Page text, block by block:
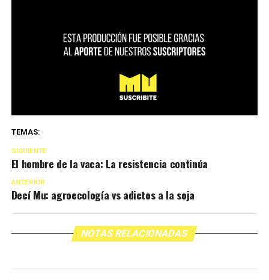
TEMAS:
SIGUIENTE
El hombre de la vaca: La resistencia continúa
ANTERIOR
Decí Mu: agroecología vs adictos a la soja
NOTAS RELACIONADAS